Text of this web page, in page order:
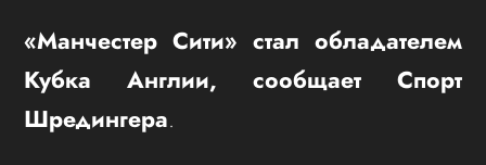
«Манчестер Сити» стал обладателем
Кубка Англии, сообщает Спорт
Шредингера.